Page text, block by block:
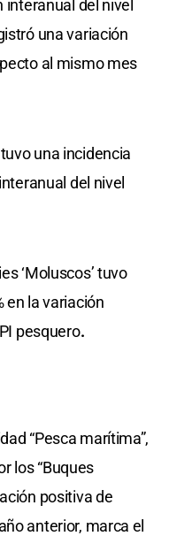
interanual del nivel
una variación
al mismo mes
tuvo una incidencia
del nivel
‘Moluscos’ tuvo
en la variación
pesquero.
“Pesca marítima”,
los “Buques
positiva de
anterior, marca el